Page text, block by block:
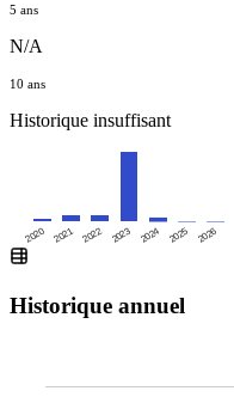
5 ans
N/A
10 ans
Historique insuffisant
2020 2021 2022 2023 2024 2025 2026
Historique annuel